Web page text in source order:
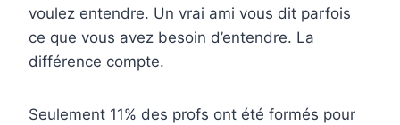
voulez entendre. Un vrai ami vous dit parfois
ce que vous avez besoin d’entendre. La
différence compte.
Seulement 11% des profs ont été formés pour